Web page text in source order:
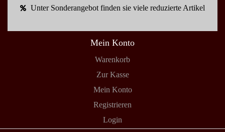
Unter Sonderangebot finden sie viele reduzierte Artikel
Mein Konto
Warenkorb
Zur Kasse
Mein Konto
Registrieren
Login